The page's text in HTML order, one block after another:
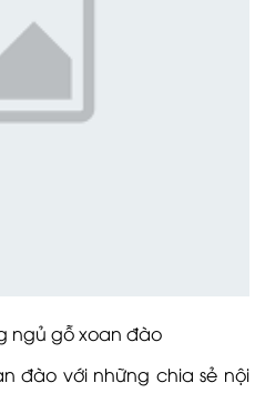
gỗ xoan đào
đào với những chia sẻ nội